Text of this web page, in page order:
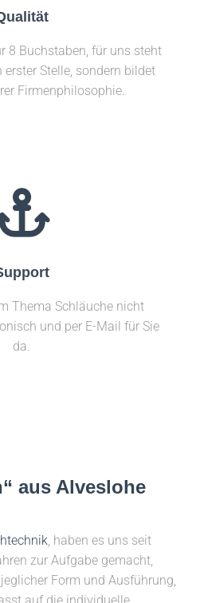
8 Buchstaben, für uns steht
Stelle, sondern bildet
Firmenphilosophie.
Thema Schläuche nicht
und per E-Mail für Sie
da.
aus Alveslohe
, haben es uns seit
zur Aufgabe gemacht,
Form und Ausführung,